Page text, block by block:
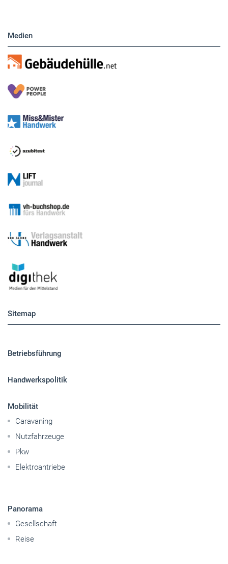
Medien
Sitemap
Betriebsführung
Handwerkspolitik
Mobilität
Caravaning
Nutzfahrzeuge
Pkw
Elektroantriebe
Panorama
Gesellschaft
Reise